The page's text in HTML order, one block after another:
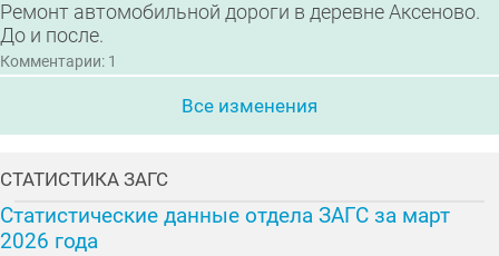
Ремонт автомобильной дороги в деревне Аксеново.
До и после.
Комментарии: 1
Все изменения
СТАТИСТИКА ЗАГС
Статистические данные отдела ЗАГС за март
2026 года